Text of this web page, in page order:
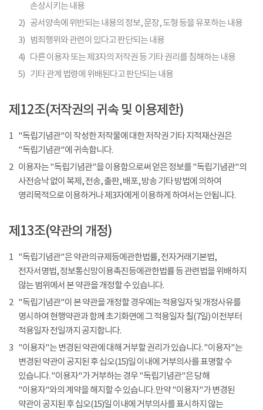
손상시키는 내용
2) 공서양속에 위반되는 내용의 정보, 문장, 도형 등을 유포하는 내용
3)
범죄행위와 관련이 있다고 판단되는 내용
4) 다른 이용자 또는 제3자의 저작권 등 기타 권리를 침해하는 내용
5) 기타 관계 법령에 위배된다고 판단되는 내용
제12조(저작권의 귀속 및 이용제한)
1 "독립기념관"이 작성한 저작물에 대한 저작권 기타 지적재산권은
"독립기념관"에 귀속합니다.
2 이용자는 "독립기념관"을 이용함으로써 얻은 정보를 "독립기념관"의
사전승낙 없이 복제, 전송, 출판, 배포, 방송 기타 방법에 의하여
영리목적으로 이용하거나 제3자에게 이용하게 하여서는 안됩니다.
제13조(약관의 개정)
1 "독립기념관"은 약관의규제등에관한법률, 전자거래기본법,
전자서명법, 정보통신망이용촉진등에관한법률 등 관련법을 위배하지
않는 범위에서 본 약관을 개정할 수 있습니다.
2 "독립기념관"이 본 약관을 개정할 경우에는 적용일자 및 개정사유를
명시하여 현행약관과 함께 초기화면에 그 적용일자 칠(7일) 이전부터
적용일자 전일까지 공지합니다.
3 "이용자"는 변경된 약관에 대해 거부할 권리가 있습니다. "이용자"는
변경된 약관이 공지된 후 십오(15)일 이내에 거부의사를 표명할 수
있습니다. "이용자"가 거부하는 경우 "독립기념관"은 당해
"이용자"와의 계약을 해지할 수 있습니다. 만약 "이용자"가 변경된
약관이 공지된 후 십오(15)일 이내에 거부의사를 표시하지 않는